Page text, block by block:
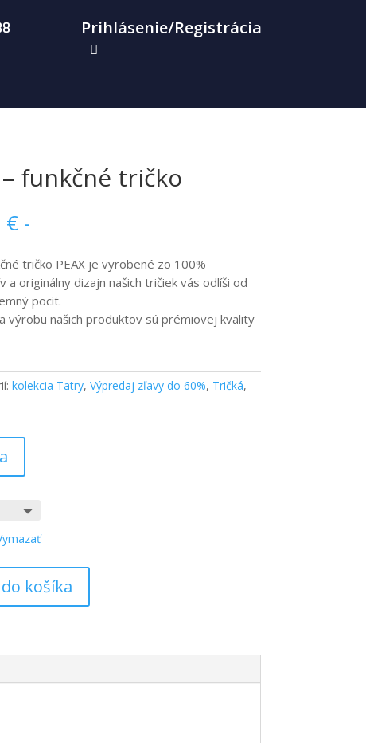
Prihlásenie/Registrácia
– funkčné tričko
€Price
range:
29,00 €
through
44,90 €
-
tričko PEAX je vyrobené zo 100%
a originálny dizajn našich tričiek vás odlíši od
pocit.
výrobu našich produktov sú prémiovej kvality
kolekcia Tatry, Výpredaj zľavy do 60%, Tričká,
košíka